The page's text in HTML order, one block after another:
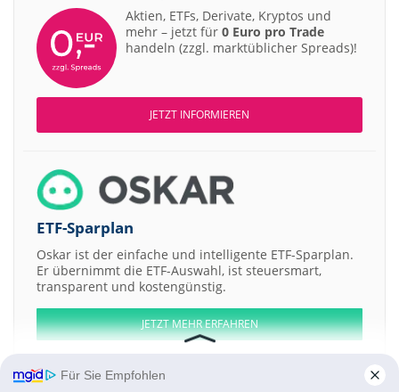
Aktien, ETFs, Derivate, Kryptos und
mehr – jetzt für 0 Euro pro Trade
handeln (zzgl. marktüblicher Spreads)!
JETZT INFORMIEREN
ETF-Sparplan
Oskar ist der einfache und intelligente ETF-Sparplan.
Er übernimmt die ETF-Auswahl, ist steuersmart,
transparent und kostengünstig.
JETZT MEHR ERFAHREN
Für Sie Empfohlen